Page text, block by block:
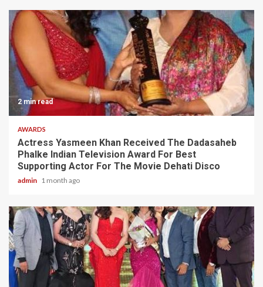
2 min read
AWARDS
Actress Yasmeen Khan Received The Dadasaheb
Phalke Indian Television Award For Best
Supporting Actor For The Movie Dehati Disco
admin 1 month ago